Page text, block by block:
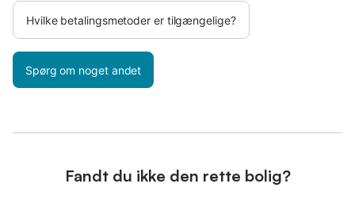
Hvilke betalingsmetoder er tilgængelige?
Spørg om noget andet
Fandt du ikke den rette bolig?